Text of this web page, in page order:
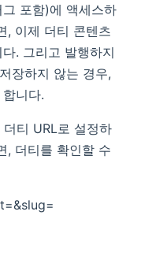
포함)에 액세스하
, 이제 더티 콘텐츠
. 그리고 발행하지
장하지 않는 경우,
니다.
티 URL로 설정하
, 더티를 확인할 수
&slug=